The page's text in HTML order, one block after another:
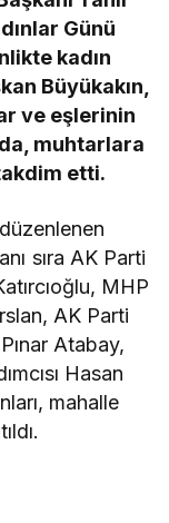
Günü
kadın
Büyükakın,
ve eşlerinin
muhtarlara
etti.
sıra AK Parti
MHP
AK Parti
Atabay,
Hasan
mahalle